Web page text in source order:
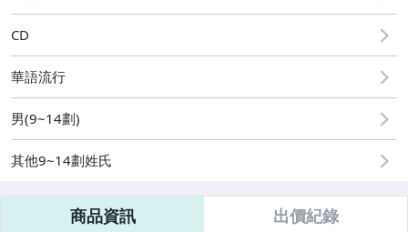
台語光碟
古典光碟
音樂光碟
CD
華語流行
男(9~14劃)
其他9~14劃姓氏
商品資訊 出價紀錄